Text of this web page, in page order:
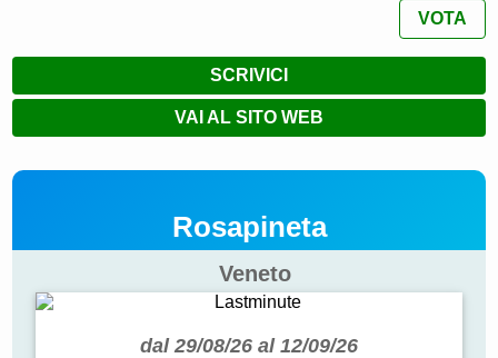
VOTA
SCRIVICI
VAI AL SITO WEB
Rosapineta
Veneto
dal 29/08/26 al 12/09/26